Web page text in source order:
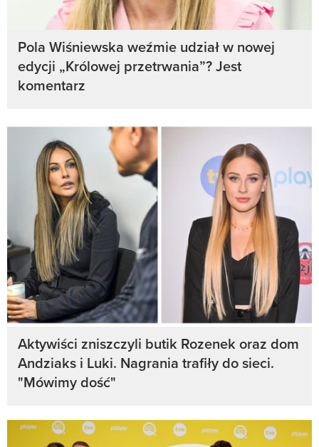
Pola Wiśniewska weźmie udział w nowej
edycji „Królowej przetrwania”? Jest
komentarz
Aktywiści zniszczyli butik Rozenek oraz dom
Andziaks i Luki. Nagrania trafiły do sieci.
"Mówimy dość"